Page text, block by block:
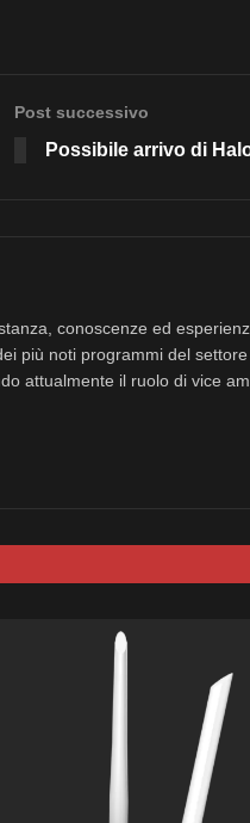
Post successivo
Possibile arrivo di
conoscenze ed
più noti programmi del
attualmente il ruolo di vice